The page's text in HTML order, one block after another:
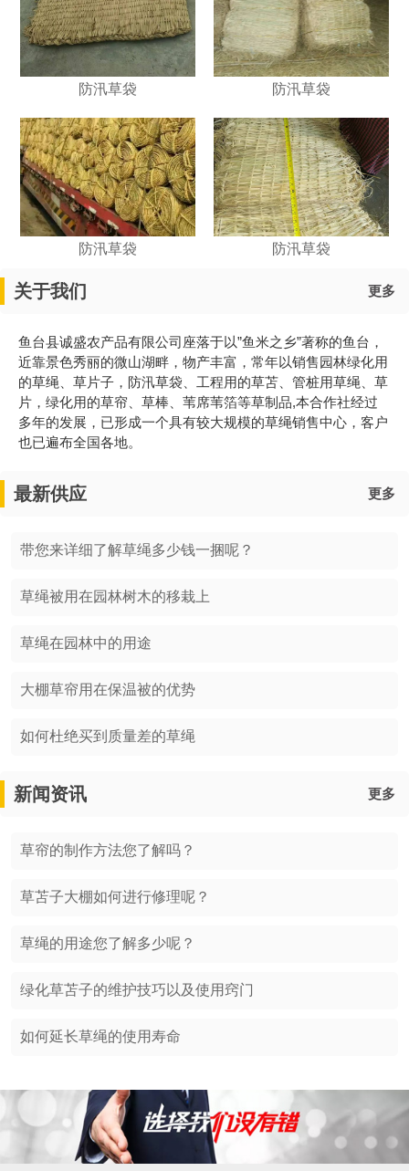
1 2
防汛草袋 防汛草袋
防汛草袋 防汛草袋
关于我们 更多
鱼台县诚盛农产品有限公司座落于以”鱼米之乡”著称的鱼台，
近靠景色秀丽的微山湖畔，物产丰富，常年以销售园林绿化用
的草绳、草片子，防汛草袋、工程用的草苫、管桩用草绳、草
片，绿化用的草帘、草棒、苇席苇箔等草制品,本合作社经过
多年的发展，已形成一个具有较大规模的草绳销售中心，客户
也已遍布全国各地。
最新供应 更多
带您来详细了解草绳多少钱一捆呢？
草绳被用在园林树木的移栽上
草绳在园林中的用途
大棚草帘用在保温被的优势
如何杜绝买到质量差的草绳
新闻资讯 更多
草帘的制作方法您了解吗？
草苫子大棚如何进行修理呢？
草绳的用途您了解多少呢？
绿化草苫子的维护技巧以及使用窍门
如何延长草绳的使用寿命